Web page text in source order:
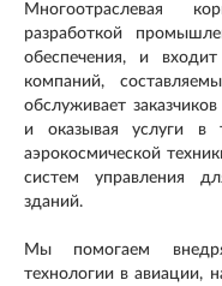
Многоотраслевая
разработкой
обеспечения, и
компаний,
обслуживает
и оказывая услуги в
аэрокосмической
систем управления
зданий.
Мы помогаем
технологии в авиации,